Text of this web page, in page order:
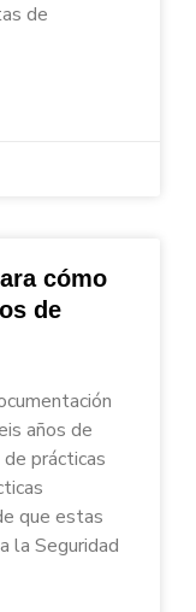
de
cómo
de
años de
prácticas
que estas
la Seguridad